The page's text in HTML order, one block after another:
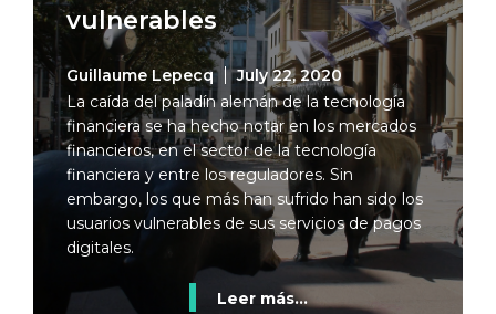
vulnerables
Guillaume Lepecq
July 22, 2020
La caída del paladín alemán de la tecnología
financiera se ha hecho notar en los mercados
financieros, en el sector de la tecnología
financiera y entre los reguladores. Sin
embargo, los que más han sufrido han sido los
usuarios vulnerables de sus servicios de pagos
digitales.
Leer más...